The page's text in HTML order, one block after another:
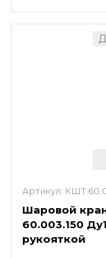
Артикул: КШТ
Шаровой
60.003.150
рукояткой